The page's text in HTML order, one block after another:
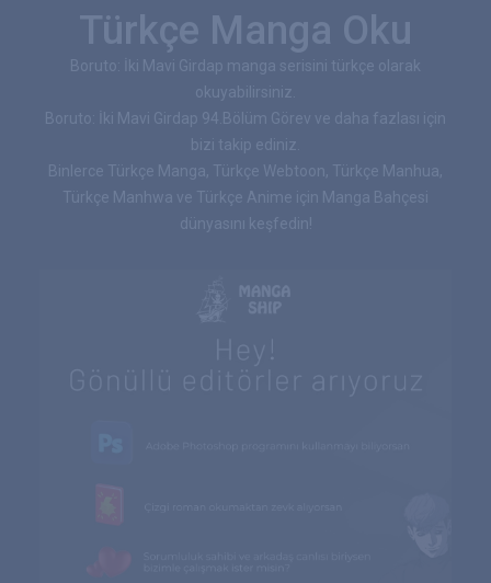
Türkçe Manga Oku
Boruto: İki Mavi Girdap manga serisini türkçe olarak
okuyabilirsiniz.
Boruto: İki Mavi Girdap 94.Bölüm Görev ve daha fazlası için
bizi takip ediniz.
Binlerce Türkçe Manga, Türkçe Webtoon, Türkçe Manhua,
Türkçe Manhwa ve Türkçe Anime için Manga Bahçesi
dünyasını keşfedin!